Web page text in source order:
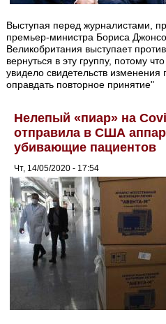
Выступая перед журналистами,
премьер-министра Бориса
Великобритания выступает
вернуться в эту группу, потому
увидело свидетельств
оправдать повторное принятие"
Нелепый «пиар» на
отправила в США
убивающие пациентов
Чт, 14/05/2020 - 17:54